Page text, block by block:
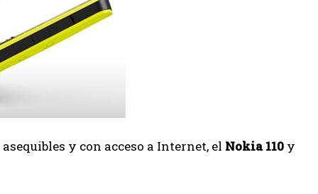
y con acceso a Internet, el Nokia 110 y